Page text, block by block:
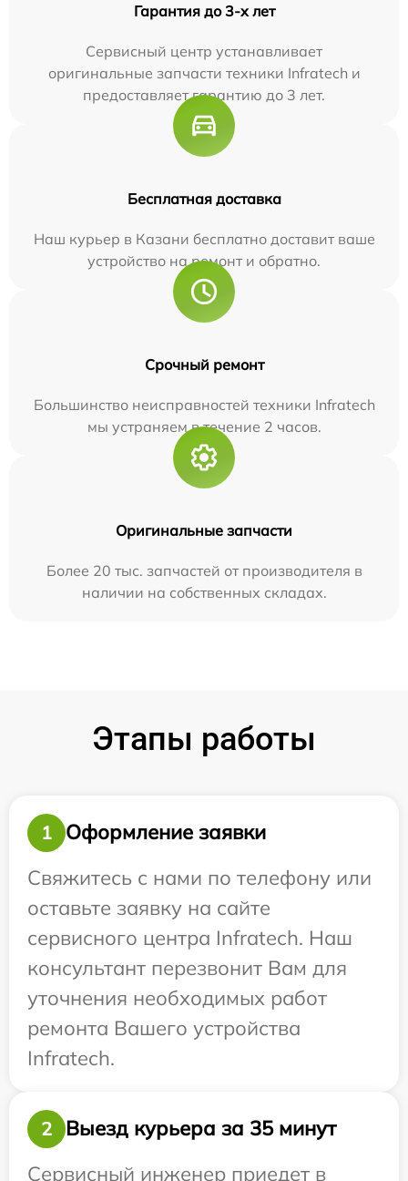
Гарантия до 3-х лет
Сервисный центр устанавливает
оригинальные запчасти техники Infratech и
предоставляет гарантию до 3 лет.
Бесплатная доставка
Наш курьер в Казани бесплатно доставит ваше
устройство на ремонт и обратно.
Срочный ремонт
Большинство неисправностей техники Infratech
мы устраняем в течение 2 часов.
Оригинальные запчасти
Более 20 тыс. запчастей от производителя в
наличии на собственных складах.
Этапы работы
1
Оформление заявки
Свяжитесь с нами по телефону или
оставьте заявку на сайте
сервисного центра Infratech. Наш
консультант перезвонит Вам для
уточнения необходимых работ
ремонта Вашего устройства
Infratech.
2
Выезд курьера за 35 минут
Сервисный инженер приедет в